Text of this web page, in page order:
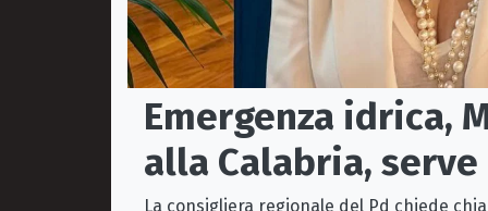
Emergenza idrica,
alla Calabria,
La consigliera regionale del Pd chiede